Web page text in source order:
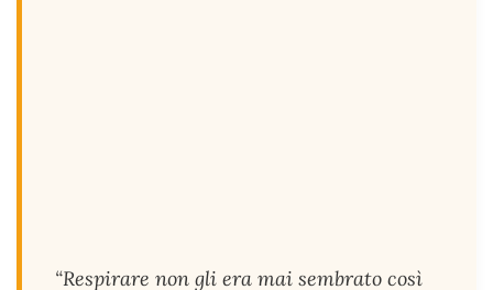
“Respirare non gli era mai sembrato così